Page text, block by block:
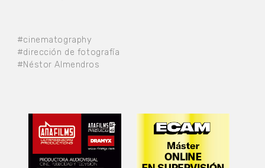
#cinematography
#dirección de fotografía
#Néstor Almendros